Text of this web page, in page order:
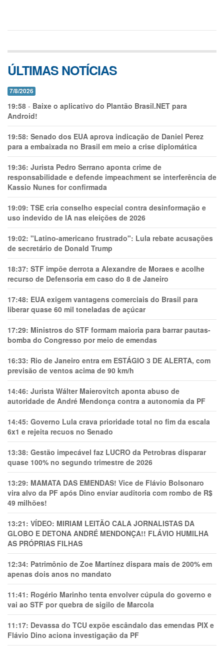
ÚLTIMAS NOTÍCIAS
7/8/2026
19:58 - Baixe o aplicativo do Plantão Brasil.NET para
Android!
19:58: Senado dos EUA aprova indicação de Daniel Perez
para a embaixada no Brasil em meio a crise diplomática
19:36: Jurista Pedro Serrano aponta crime de
responsabilidade e defende impeachment se interferência de
Kassio Nunes for confirmada
19:09: TSE cria conselho especial contra desinformação e
uso indevido de IA nas eleições de 2026
19:02: "Latino-americano frustrado": Lula rebate acusações
de secretário de Donald Trump
18:37: STF impõe derrota a Alexandre de Moraes e acolhe
recurso de Defensoria em caso do 8 de Janeiro
17:48: EUA exigem vantagens comerciais do Brasil para
liberar quase 60 mil toneladas de açúcar
17:29: Ministros do STF formam maioria para barrar pautas-
bomba do Congresso por meio de emendas
16:33: Rio de Janeiro entra em ESTÁGIO 3 DE ALERTA, com
previsão de ventos acima de 90 km/h
14:46: Jurista Wálter Maierovitch aponta abuso de
autoridade de André Mendonça contra a autonomia da PF
14:45: Governo Lula crava prioridade total no fim da escala
6x1 e rejeita recuos no Senado
13:38: Gestão impecável faz LUCRO da Petrobras disparar
quase 100% no segundo trimestre de 2026
13:29: MAMATA DAS EMENDAS! Vice de Flávio Bolsonaro
vira alvo da PF após Dino enviar auditoria com rombo de R$
49 milhões!
13:21: VÍDEO: MIRIAM LEITÃO CALA JORNALISTAS DA
GLOBO E DETONA ANDRÉ MENDONÇA!! FLÁVIO HUMILHA
AS PRÓPRIAS FILHAS
12:34: Patrimônio de Zoe Martínez dispara mais de 200% em
apenas dois anos no mandato
11:41: Rogério Marinho tenta envolver cúpula do governo e
vai ao STF por quebra de sigilo de Marcola
11:17: Devassa do TCU expõe escândalo das emendas PIX e
Flávio Dino aciona investigação da PF